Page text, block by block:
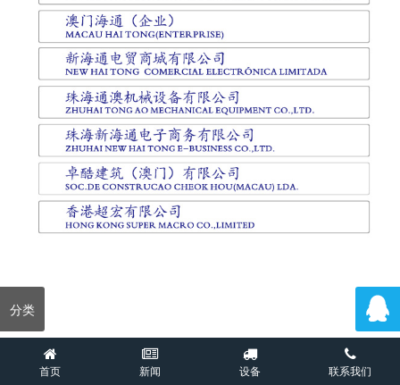
分类
首页 新闻 设备 联系我们